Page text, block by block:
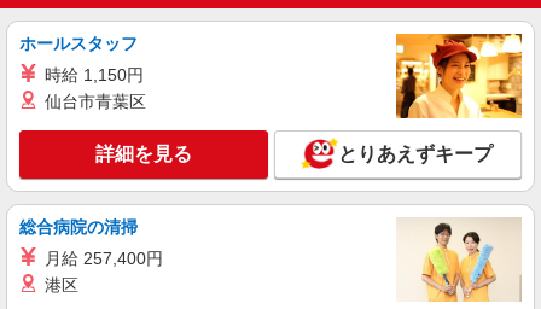
【ドコモ】の店舗スタッフ
時給1400円〜 ※残業代支給 ★交通費別途支給
+゜ 入社祝い金10万円支給(規定有) お友達を紹介
頂くと, インセンティブ支給(規定有) ★月2回払
い・週払い可能（規程有）★ ゜・。○。・゜
+゜・。○。・゜+゜
熊本県熊本市中央区のdocomoショップ
キープ 詳細を見る
株式会社シエロ
人気機種に詳しくなれる携帯販売【au】
月給259200円〜300000円（経験・能力によ
る） ※残業手当別途支給 ※研修期間6か月・時給
ホールスタッフ
時給 1,150円
仙台市青葉区
詳細を見る とりあえずキープ
総合病院の清掃
月給 257,400円
港区